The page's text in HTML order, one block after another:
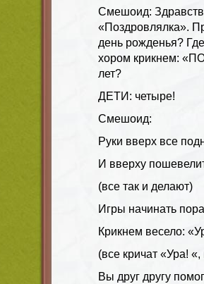
Смешоид:
«Поздровлялка».
день рожденья?
хором крикнем:
лет?
ДЕТИ: четыре!
Смешоид:
Руки вверх все
И вверху
(все так и делают)
Игры начинать
Крикнем весело:
(все кричат «Ура!
Вы друг другу